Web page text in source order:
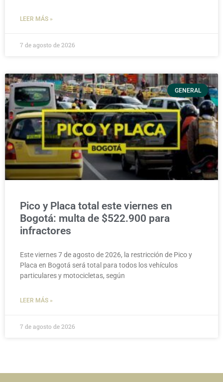
LEER MÁS »
7 de agosto de 2026
GENERAL
Pico y Placa total este viernes en
Bogotá: multa de $522.900 para
infractores
Este viernes 7 de agosto de 2026, la restricción de Pico y
Placa en Bogotá será total para todos los vehículos
particulares y motocicletas, según
LEER MÁS »
7 de agosto de 2026